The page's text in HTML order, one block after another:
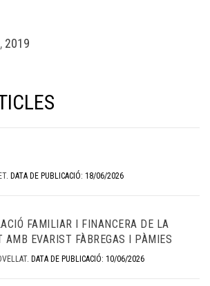
, 2019
. DATA DE PUBLICACIÓ: 18/06/2026
FAMILIAR I FINANCERA DE LA
AMB EVARIST FÀBREGAS I PÀMIES
. DATA DE PUBLICACIÓ: 10/06/2026